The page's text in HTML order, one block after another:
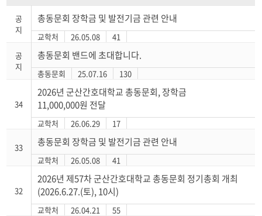
공
지
총동문회 장학금 및 발전기금 관련 안내
교학처 26.05.08
41
공
지
총동문회 밴드에 초대합니다.
총동문회 25.07.16 130
34
2026년 군산간호대학교 총동문회, 장학금
11,000,000원 전달
교학처 26.06.29 17
33 총동문회 장학금 및 발전기금 관련 안내
교학처 26.05.08 41
32
2026년 제57차 군산간호대학교 총동문회 정기총회 개최
(2026.6.27.(토), 10시)
교학처 26.04.21 55